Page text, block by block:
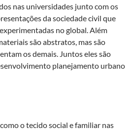
nas universidades junto com os
da sociedade civil que
no global. Além
são abstratos, mas são
os demais. Juntos eles são
planejamento urbano
o tecido social e familiar nas